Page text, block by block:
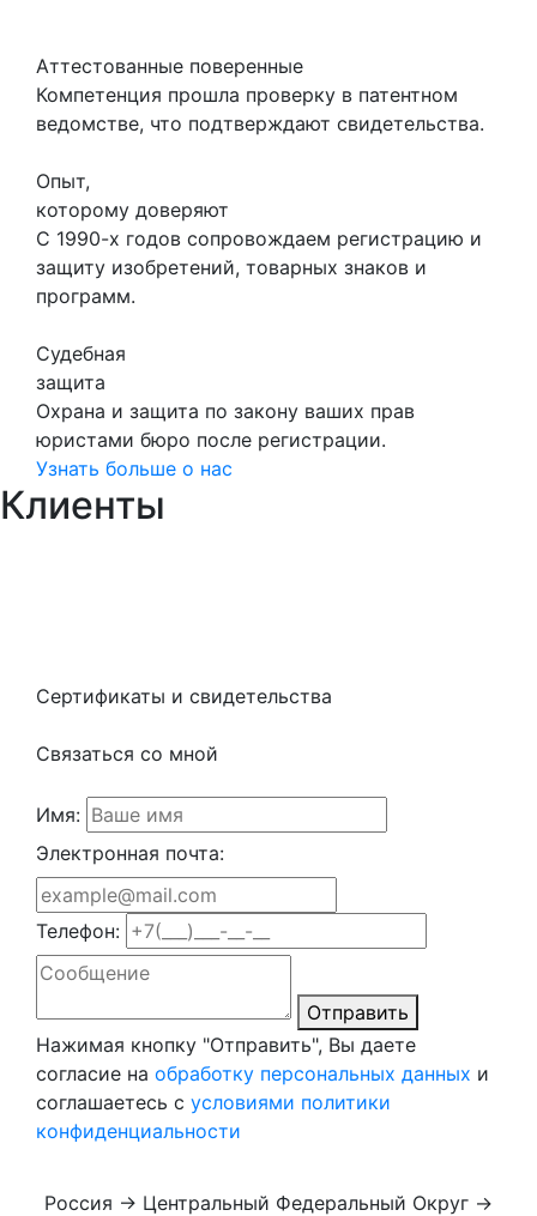
Аттестованные поверенные
Компетенция прошла проверку в патентном
ведомстве, что подтверждают свидетельства.
Опыт,
которому доверяют
С 1990-х годов сопровождаем регистрацию и
защиту изобретений, товарных знаков и
программ.
Судебная
защита
Охрана и защита по закону ваших прав
юристами бюро после регистрации.
Узнать больше о нас
Клиенты
Сертификаты и свидетельства
Связаться со мной
Имя:
Электронная почта:
Телефон:
Отправить
Нажимая кнопку "Отправить", Вы даете
согласие на обработку персональных данных и
соглашаетесь с условиями политики
конфиденциальности
Россия → Центральный Федеральный Округ →